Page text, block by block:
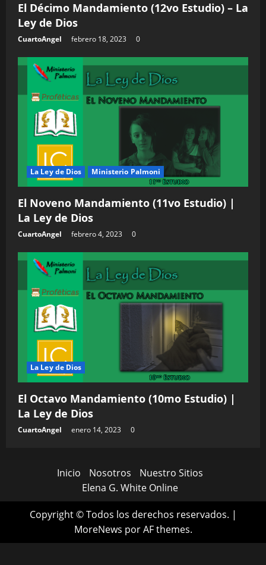
El Décimo Mandamiento (12vo Estudio) – La
Ley de Dios
CuartoAngel febrero 18, 2023 0
La Ley de Dios Ministerio Palmoni
El Noveno Mandamiento (11vo Estudio) |
La Ley de Dios
CuartoAngel febrero 4, 2023 0
La Ley de Dios
El Octavo Mandamiento (10mo Estudio) |
La Ley de Dios
CuartoAngel enero 14, 2023 0
Inicio Nosotros
Nuestro Sitios
Elena G. White Online
Copyright © Todos los derechos reservados. |
MoreNews por AF themes.